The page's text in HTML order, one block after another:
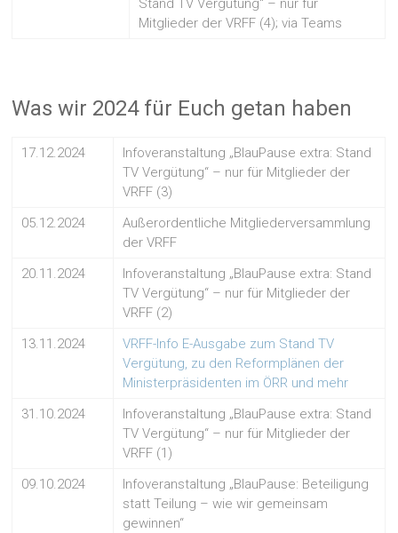
Stand TV Vergütung“ – nur für
Mitglieder der VRFF (4); via Teams
Was wir 2024 für Euch getan haben
17.12.2024
Infoveranstaltung „BlauPause extra: Stand
TV Vergütung“ – nur für Mitglieder der
VRFF (3)
05.12.2024
Außerordentliche Mitgliederversammlung
der VRFF
20.11.2024
Infoveranstaltung „BlauPause extra: Stand
TV Vergütung“ – nur für Mitglieder der
VRFF (2)
13.11.2024
VRFF-Info E-Ausgabe zum Stand TV
Vergütung, zu den Reformplänen der
Ministerpräsidenten im ÖRR und mehr
31.10.2024
Infoveranstaltung „BlauPause extra: Stand
TV Vergütung“ – nur für Mitglieder der
VRFF (1)
09.10.2024
Infoveranstaltung „BlauPause: Beteiligung
statt Teilung – wie wir gemeinsam
gewinnen“